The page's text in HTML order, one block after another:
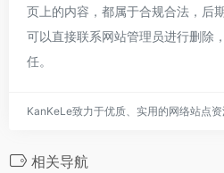
页上的内容，都属于合规合法，后
可以直接联系网站管理员进行删除
任。
KanKeLe致力于优质、实用的网络站点资
相关导航